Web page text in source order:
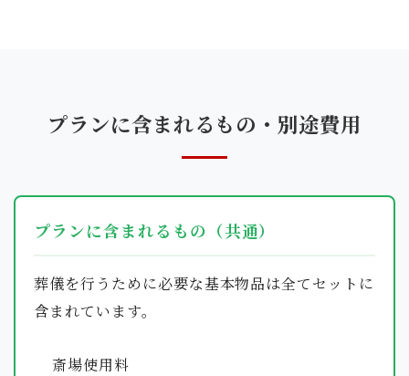
プランに含まれるもの・別途費用
プランに含まれるもの（共通）
葬儀を行うために必要な基本物品は全てセットに
含まれています。
斎場使用料